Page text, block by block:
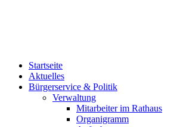
Startseite
Aktuelles
Bürgerservice & Politik
Verwaltung
Mitarbeiter im Rathaus
Organigramm